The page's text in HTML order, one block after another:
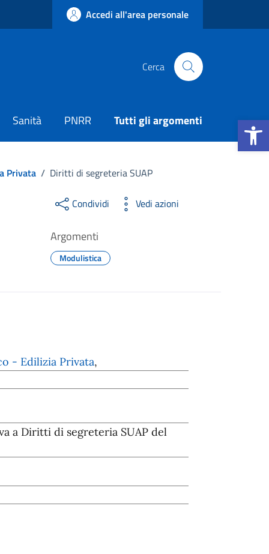
Apri la
Accedi all'area personale
Cerca
Sanità PNRR Tutti gli argomenti
Privata / Diritti di segreteria SUAP
Condividi Vedi azioni
Argomenti
Modulistica
- Edilizia Privata,
a Diritti di segreteria SUAP del